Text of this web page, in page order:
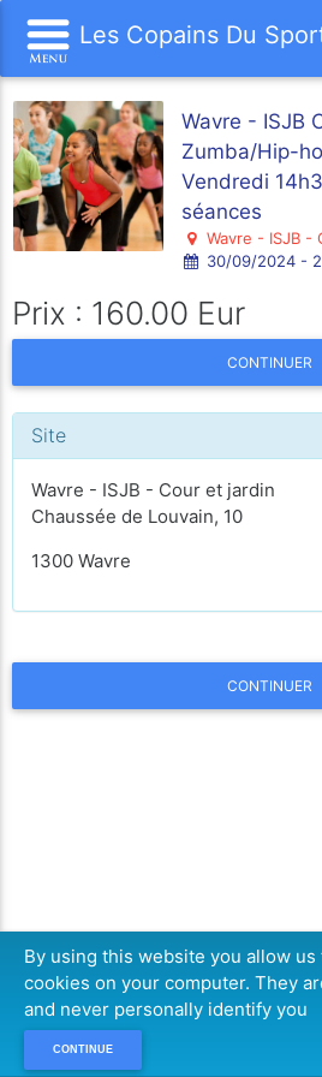
Les Copains Du
Wavre - ISJB
Zumba/Hip-
Vendredi
séances
Wavre - ISJB -
30/09/2024 -
Prix : 160.00 Eur
CONTINUER
Site
Wavre - ISJB - Cour et jardin
Chaussée de Louvain, 10
1300 Wavre
CONTINUER
By using this website you allow us
cookies on your computer. They
and never personally identify you
CONTINUE